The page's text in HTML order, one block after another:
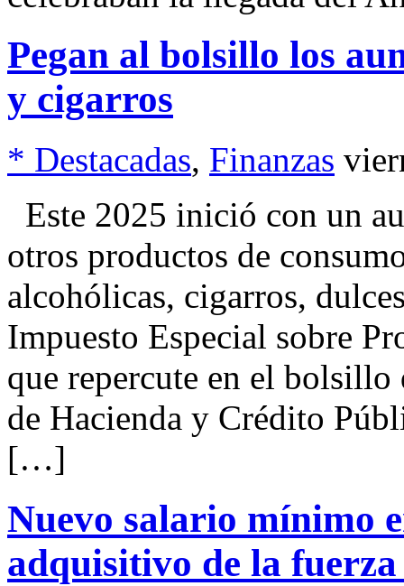
Pegan al bolsillo los
y cigarros
* Destacadas, Finanzas
Este 2025 inició con un
otros productos de
alcohólicas, cigarros,
Impuesto Especial sobre
que repercute en el bolsillo
de Hacienda y Crédito
[…]
Nuevo salario mínimo
adquisitivo de la